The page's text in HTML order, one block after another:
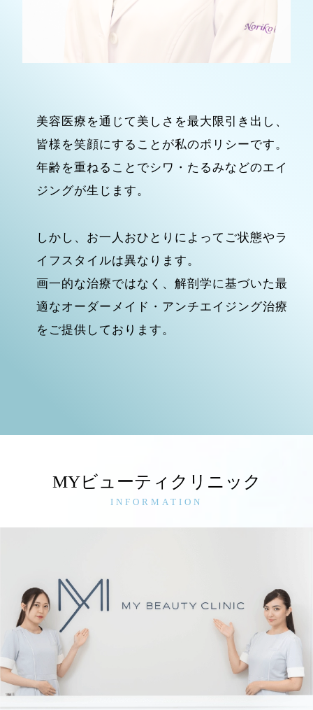
美容医療を通じて美しさを最大限引き出し、
皆様を笑顔にすることが私のポリシーです。
年齢を重ねることでシワ・たるみなどのエイ
ジングが生じます。
しかし、お一人おひとりによってご状態やラ
イフスタイルは異なります。
画一的な治療ではなく、解剖学に基づいた最
適なオーダーメイド・アンチエイジング治療
をご提供しております。
MYビューティクリニック
INFORMATION